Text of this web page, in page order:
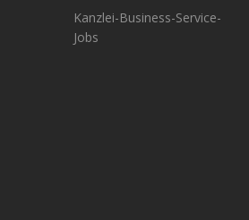
Kanzlei-Business-Service-
Jobs